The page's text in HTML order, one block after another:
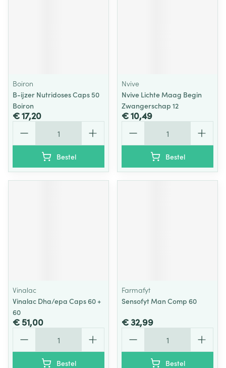
Boiron
B-ijzer Nutridoses Caps 50
Boiron
€ 17,20
Bestel
Nvive
Nvive Lichte Maag Begin
Zwangerschap 12
€ 10,49
Bestel
Vinalac
Vinalac Dha/epa Caps 60 +
60
€ 51,00
Bestel
Farmafyt
Sensofyt Man Comp 60
€ 32,99
Bestel